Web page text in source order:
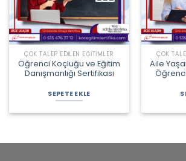
ÇOK TALEP EDILEN EĞITIMLER
Öğrenci Koçluğu ve Eğitim
Danışmanlığı Sertifikası
fiyat:
2.100,00 ₺.
andaki
fiyat:
1.600,00 ₺.
SEPETE EKLE
ÇOK
Aile